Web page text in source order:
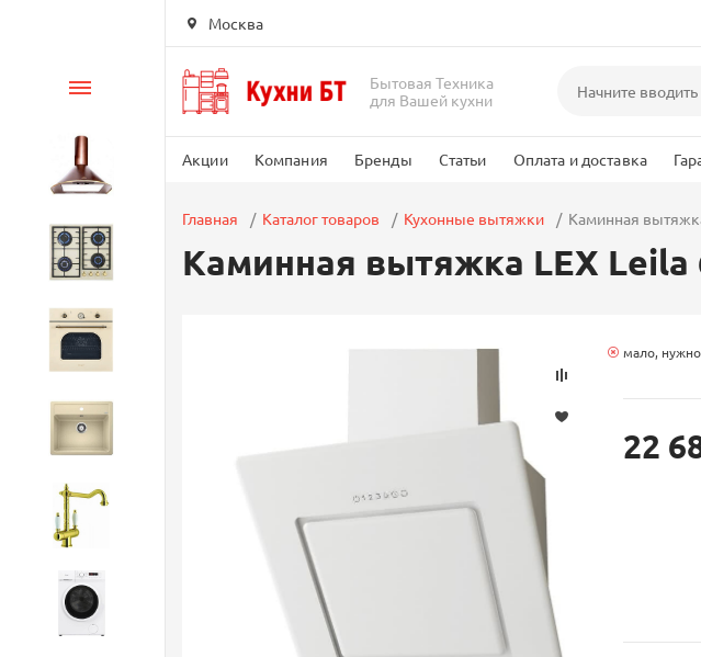
Москва
Бытовая Техника
для Вашей кухни
Акции Компания Бренды Статьи Оплата и доставка
Каталог
Вытяжки
Варочные панели
Главная Каталог товаров Кухонные вытяжки Каминная
Каминная вытяжка LEX Leila
мало,
22